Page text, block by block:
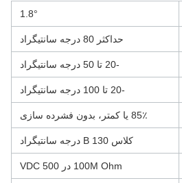
1.8°
حداکثر 80 درجه سانتیگراد
85٪ یا کمتر، بدون فشرده سازی
کلاس B 130 درجه سانتیگراد
100M Ohm در 500 VDC